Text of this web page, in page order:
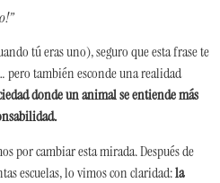
tú eras uno), seguro que esta frase te
pero también esconde una realidad
donde un animal se entiende más
por cambiar esta mirada. Después de
escuelas, lo vimos con claridad:la